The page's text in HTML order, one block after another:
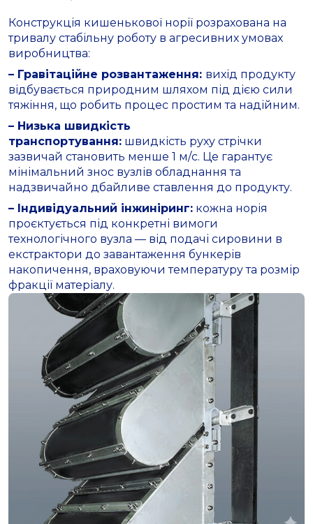
Конструкція кишенькової норії розрахована на
тривалу стабільну роботу в агресивних умовах
виробництва:
– Гравітаційне розвантаження: вихід продукту
відбувається природним шляхом під дією сили
тяжіння, що робить процес простим та надійним.
– Низька швидкість
транспортування: швидкість руху стрічки
зазвичай становить менше 1 м/с. Це гарантує
мінімальний знос вузлів обладнання та
надзвичайно дбайливе ставлення до продукту.
– Індивідуальний інжиніринг: кожна норія
проєктується під конкретні вимоги
технологічного вузла — від подачі сировини в
екстрактори до завантаження бункерів
накопичення, враховуючи температуру та розмір
фракції матеріалу.